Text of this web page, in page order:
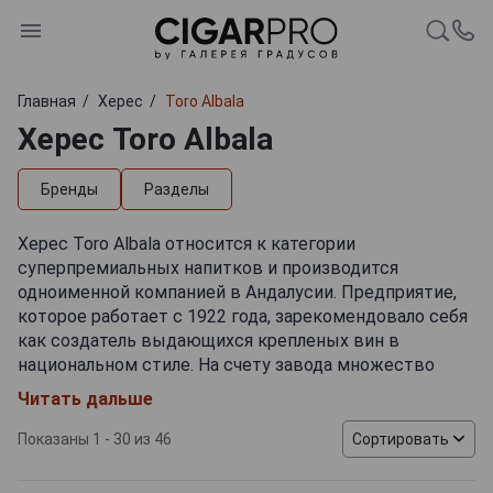
Главная Херес Toro Albala
Херес Toro Albala
Бренды Разделы
Херес Toro Albala относится к категории
суперпремиальных напитков и производится
одноименной компанией в Андалусии. Предприятие,
которое работает с 1922 года, зарекомендовало себя
как создатель выдающихся крепленых вин в
национальном стиле. На счету завода множество
уникальных хересов коллекционного класса, не
имеющих аналогов. Автором многочисленных
хересных сортов является современный владелец
компании – племянник основателя Антонио Санчес,
Читать дальше
Показаны 1 - 30 из 46 Сортировать